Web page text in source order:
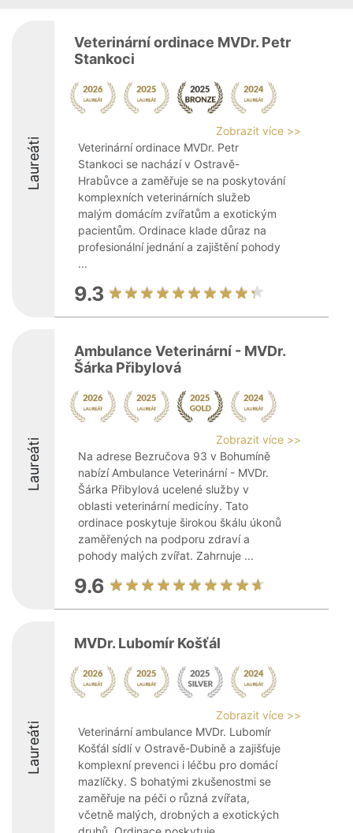
Laureáti
Veterinární ordinace MVDr. Petr
Stankoci
Zobrazit více >>
Veterinární ordinace MVDr. Petr
Stankoci se nachází v Ostravě-
Hrabůvce a zaměřuje se na poskytování
komplexních veterinárních služeb
malým domácím zvířatům a exotickým
pacientům. Ordinace klade důraz na
profesionální jednání a zajištění pohody
...
9.3
Laureáti
Ambulance Veterinární - MVDr.
Šárka Přibylová
Zobrazit více >>
Na adrese Bezručova 93 v Bohumíně
nabízí Ambulance Veterinární - MVDr.
Šárka Přibylová ucelené služby v
oblasti veterinární medicíny. Tato
ordinace poskytuje širokou škálu úkonů
zaměřených na podporu zdraví a
pohody malých zvířat. Zahrnuje ...
9.6
Laureáti
MVDr. Lubomír Košťál
Zobrazit více >>
Veterinární ambulance MVDr. Lubomír
Košťál sídlí v Ostravě-Dubině a zajišťuje
komplexní prevenci i léčbu pro domácí
mazlíčky. S bohatými zkušenostmi se
zaměřuje na péči o různá zvířata,
včetně malých, drobných a exotických